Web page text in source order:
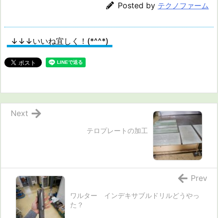
Posted by テクノファーム
↓↓↓いいね宜しく！(*^^*)
テロプレートの加工
Next
ワルター インデキサブルドリルどうやっ
た？
Prev